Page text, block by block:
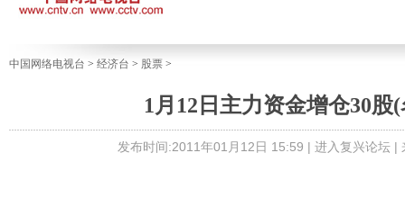
中国网络电视台 > 经济台 > 股票 >
1月12日主力资金增仓30股
发布时间:2011年01月12日 15:59 | 进入复兴论坛|